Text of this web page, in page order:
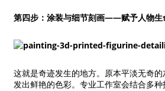
第四步：涂装与细节刻画——赋予人物生
这就是奇迹发生的地方。原本平淡无奇
发出鲜艳的色彩。专业工作室会结合多种